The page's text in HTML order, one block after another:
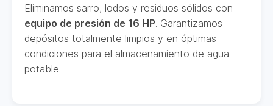
Eliminamos sarro, lodos y residuos sólidos con
equipo de presión de 16 HP. Garantizamos
depósitos totalmente limpios y en óptimas
condiciones para el almacenamiento de agua
potable.